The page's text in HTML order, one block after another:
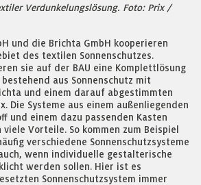
Verdunkelungslösung. Foto: Prix /
und die Brichta GmbH kooperieren
des textilen Sonnenschutzes.
sie auf der BAU eine Komplettlösung
aus Sonnenschutz mit
und einem darauf abgestimmten
Die Systeme aus einem außenliegenden
und einem dazu passenden Kasten
Vorteile. So kommen zum Beispiel
verschiedene Sonnenschutzsysteme
wenn individuelle gestalterische
werden sollen. Hier ist es
Sonnenschutzsystem immer